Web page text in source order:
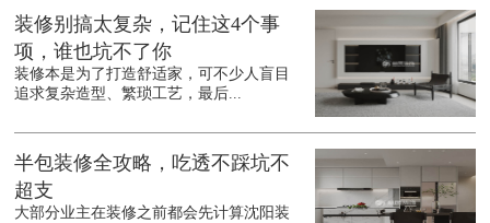
装修别搞太复杂，记住这4个事
项，谁也坑不了你
装修本是为了打造舒适家，可不少人盲目
追求复杂造型、繁琐工艺，最后...
半包装修全攻略，吃透不踩坑不
超支
大部分业主在装修之前都会先计算沈阳装